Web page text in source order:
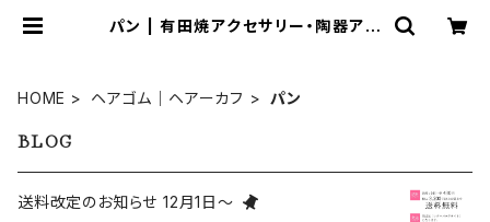
パン | 有田焼アクセサリー・陶器アク
HOME
ヘアゴム｜ヘアーカフ パン
BLOG
送料改定のお知らせ 12月1日～